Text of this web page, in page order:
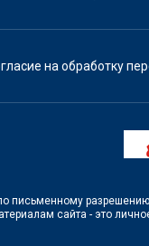
на обработку
письменному
сайта - это